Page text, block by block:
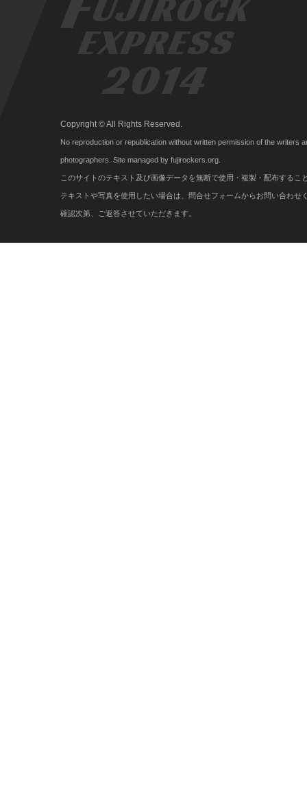
Copyright © All Rights Reserved.
No reproduction or republication without written permission of the writers
photographers. Site managed by fujirockers.org.
このサイトのテキスト及び画像データを無断で使用・複製・配布するこ
テキストや写真を使用したい場合は、問合せフォームからお問い合わせ
確認次第、ご返答させていただきます。